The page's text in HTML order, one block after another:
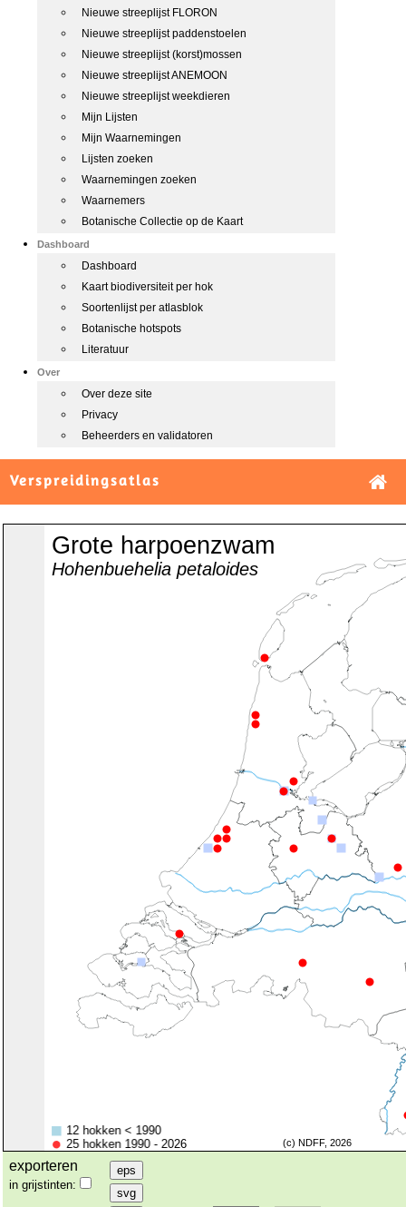
Nieuwe streeplijst FLORON
Nieuwe streeplijst paddenstoelen
Nieuwe streeplijst (korst)mossen
Nieuwe streeplijst ANEMOON
Nieuwe streeplijst weekdieren
Mijn Lijsten
Mijn Waarnemingen
Lijsten zoeken
Waarnemingen zoeken
Waarnemers
Botanische Collectie op de Kaart
Dashboard
Dashboard
Kaart biodiversiteit per hok
Soortenlijst per atlasblok
Botanische hotspots
Literatuur
Over
Over deze site
Privacy
Beheerders en validatoren
Verspreidingsatlas